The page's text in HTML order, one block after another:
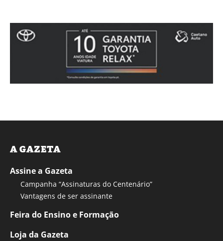
A GAZETA
Assine a Gazeta
Campanha “Assinaturas do Centenário”
Vantagens de ser assinante
Feira do Ensino e Formação
Loja da Gazeta